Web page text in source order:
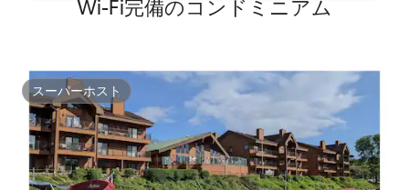
Wi-Fi完備のコンドミニアム
スーパーホスト
スーパーホスト